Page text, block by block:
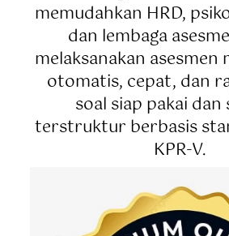
memudahkan HRD,
dan lembaga
melaksanakan asesmen
otomatis, cepat, dan
soal siap pakai
terstruktur berbasis
KPR-V.